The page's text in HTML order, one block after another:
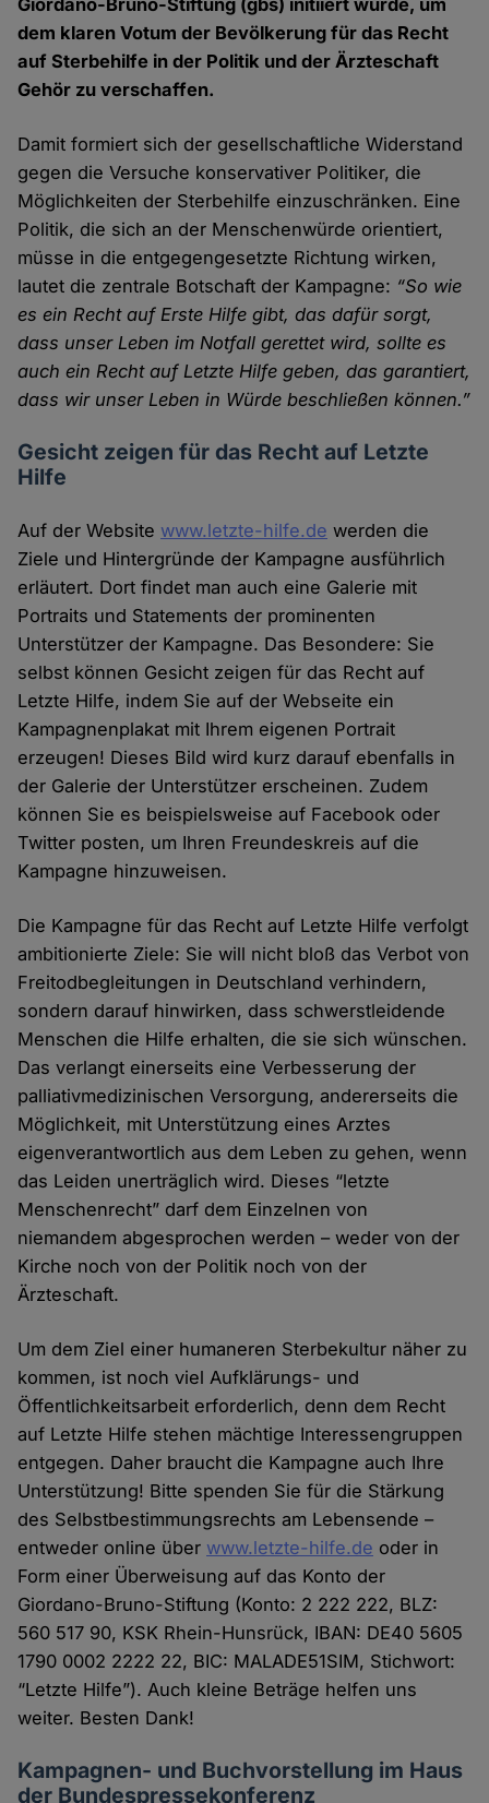
Giordano-Bruno-Stiftung (gbs) initiiert wurde, um
dem klaren Votum der Bevölkerung für das Recht
auf Sterbehilfe in der Politik und der Ärzteschaft
Gehör zu verschaffen.
Damit formiert sich der gesellschaftliche Widerstand
gegen die Versuche konservativer Politiker, die
Möglichkeiten der Sterbehilfe einzuschränken. Eine
Politik, die sich an der Menschenwürde orientiert,
müsse in die entgegengesetzte Richtung wirken,
lautet die zentrale Botschaft der Kampagne: “So wie
es ein Recht auf Erste Hilfe gibt, das dafür sorgt,
dass unser Leben im Notfall gerettet wird, sollte es
auch ein Recht auf Letzte Hilfe geben, das garantiert,
dass wir unser Leben in Würde beschließen können.”
Gesicht zeigen für das Recht auf Letzte
Hilfe
Auf der Website www.letzte-hilfe.de werden die
Ziele und Hintergründe der Kampagne ausführlich
erläutert. Dort findet man auch eine Galerie mit
Portraits und Statements der prominenten
Unterstützer der Kampagne. Das Besondere: Sie
selbst können Gesicht zeigen für das Recht auf
Letzte Hilfe, indem Sie auf der Webseite ein
Kampagnenplakat mit Ihrem eigenen Portrait
erzeugen! Dieses Bild wird kurz darauf ebenfalls in
der Galerie der Unterstützer erscheinen. Zudem
können Sie es beispielsweise auf Facebook oder
Twitter posten, um Ihren Freundeskreis auf die
Kampagne hinzuweisen.
Die Kampagne für das Recht auf Letzte Hilfe verfolgt
ambitionierte Ziele: Sie will nicht bloß das Verbot von
Freitodbegleitungen in Deutschland verhindern,
sondern darauf hinwirken, dass schwerstleidende
Menschen die Hilfe erhalten, die sie sich wünschen.
Das verlangt einerseits eine Verbesserung der
palliativmedizinischen Versorgung, andererseits die
Möglichkeit, mit Unterstützung eines Arztes
eigenverantwortlich aus dem Leben zu gehen, wenn
das Leiden unerträglich wird. Dieses “letzte
Menschenrecht” darf dem Einzelnen von
niemandem abgesprochen werden – weder von der
Kirche noch von der Politik noch von der
Ärzteschaft.
Um dem Ziel einer humaneren Sterbekultur näher zu
kommen, ist noch viel Aufklärungs- und
Öffentlichkeitsarbeit erforderlich, denn dem Recht
auf Letzte Hilfe stehen mächtige Interessengruppen
entgegen. Daher braucht die Kampagne auch Ihre
Unterstützung! Bitte spenden Sie für die Stärkung
des Selbstbestimmungsrechts am Lebensende –
entweder online über www.letzte-hilfe.de oder in
Form einer Überweisung auf das Konto der
Giordano-Bruno-Stiftung (Konto: 2 222 222, BLZ:
560 517 90, KSK Rhein-Hunsrück, IBAN: DE40 5605
1790 0002 2222 22, BIC: MALADE51SIM, Stichwort:
“Letzte Hilfe”). Auch kleine Beträge helfen uns
weiter. Besten Dank!
Kampagnen- und Buchvorstellung im Haus
der Bundespressekonferenz